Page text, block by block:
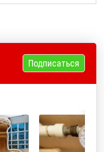
Подписаться